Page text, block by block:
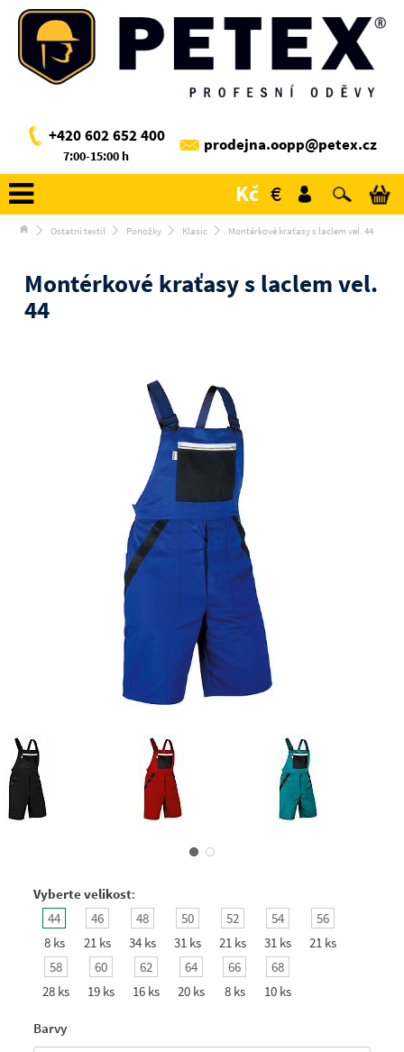
+420 602 652 400
7:00-15:00 h
prodejna.oopp@petex.cz
Kč €
Ostatní textil Ponožky Klasic Montérkové kraťasy s laclem vel. 44
Montérkové kraťasy s laclem vel.
44
Vyberte velikost:
44
8 ks
46
21 ks
48
34 ks
50
31 ks
52
21 ks
54
31 ks
56
21 ks
58
28 ks
60
19 ks
62
16 ks
64
20 ks
66
8 ks
68
10 ks
Barvy